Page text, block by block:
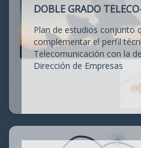
DOBLE GRADO
Plan de estudios conjunto
complementar el perfil
Telecomunicación con la
Dirección de Empresas